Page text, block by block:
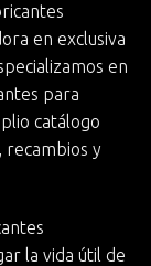
en exclusiva
en
para
catálogo
recambios y
la vida útil de